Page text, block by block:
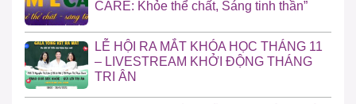
CARE: Khỏe thể chất, Sáng tinh thần”
LỄ HỘI RA MẮT KHÓA HỌC THÁNG 11
– LIVESTREAM KHỞI ĐỘNG THÁNG
TRI ÂN